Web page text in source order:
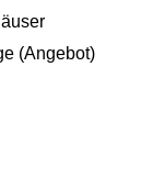
(Angebot)